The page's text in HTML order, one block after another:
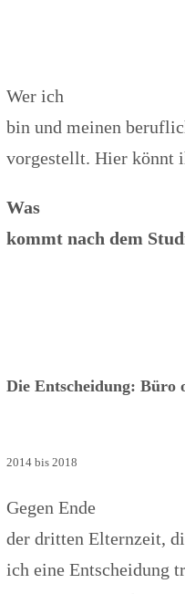
Wer ich
bin und meinen
vorgestellt. Hier könnt
Was
kommt nach dem
Die Entscheidung: Büro
2014 bis 2018
Gegen Ende
der dritten Elternzeit,
ich eine Entscheidung